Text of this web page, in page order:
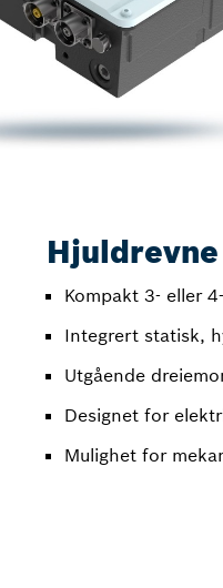
Kompakt 3- eller
Integrert statisk,
Utgående
Designet for
Mulighet for